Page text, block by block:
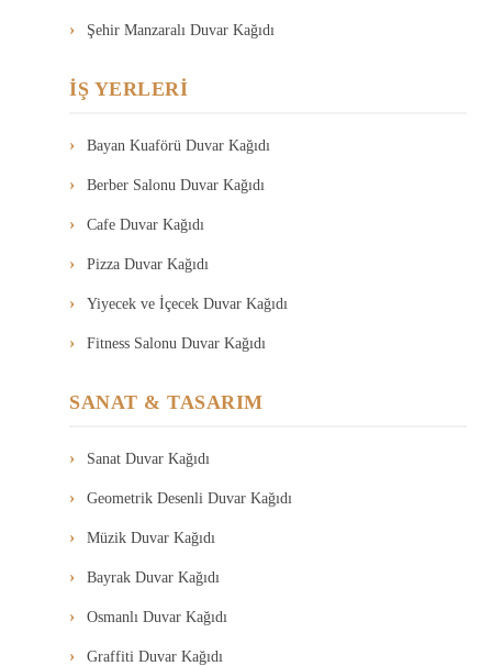
Şehir Manzaralı Duvar Kağıdı
İŞ YERLERİ
Bayan Kuaförü Duvar Kağıdı
Berber Salonu Duvar Kağıdı
Cafe Duvar Kağıdı
Pizza Duvar Kağıdı
Yiyecek ve İçecek Duvar Kağıdı
Fitness Salonu Duvar Kağıdı
SANAT & TASARIM
Sanat Duvar Kağıdı
Geometrik Desenli Duvar Kağıdı
Müzik Duvar Kağıdı
Bayrak Duvar Kağıdı
Osmanlı Duvar Kağıdı
Graffiti Duvar Kağıdı